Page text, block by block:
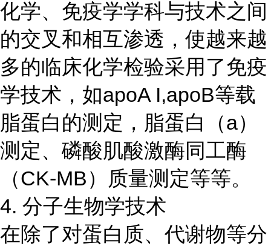
化学、免疫学学科与技术之间
的交叉和相互渗透，使越来越
多的临床化学检验采用了免疫
学技术，如apoA I,apoB等载
脂蛋白的测定，脂蛋白（a）
测定、磷酸肌酸激酶同工酶
（CK-MB）质量测定等等。
4. 分子生物学技术
在除了对蛋白质、代谢物等分